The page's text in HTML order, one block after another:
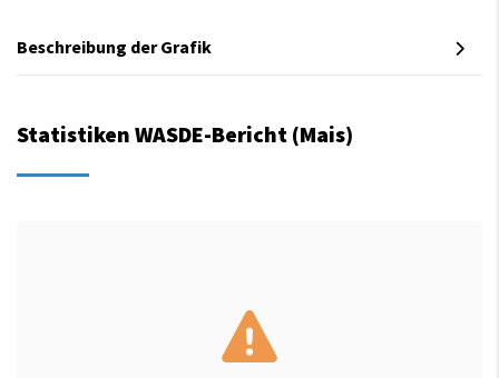
Beschreibung der Grafik
Statistiken WASDE-Bericht (Mais)